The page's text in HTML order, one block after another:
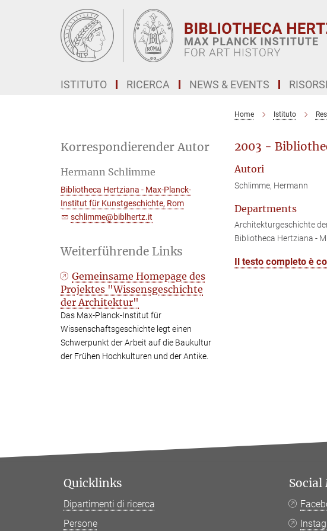
ISTITUTO RICERCA NEWS & EVENTS
Home Istituto
2003 -
Autori
Schlimme, Hermann
Departments
Architekturgeschichte
Bibliotheca Hertziana -
Il testo completo è
Korrespondierender Autor
Hermann Schlimme
Bibliotheca Hertziana - Max-Planck-
Institut für Kunstgeschichte, Rom
schlimme@biblhertz.it
Weiterführende Links
Gemeinsame Homepage des
Projektes "Wissensgeschichte
der Architektur"
Das Max-Planck-Institut für
Wissenschaftsgeschichte legt einen
Schwerpunkt der Arbeit auf die Baukultur
der Frühen Hochkulturen und der Antike.
Quicklinks
Dipartimenti di ricerca
Persone
Social